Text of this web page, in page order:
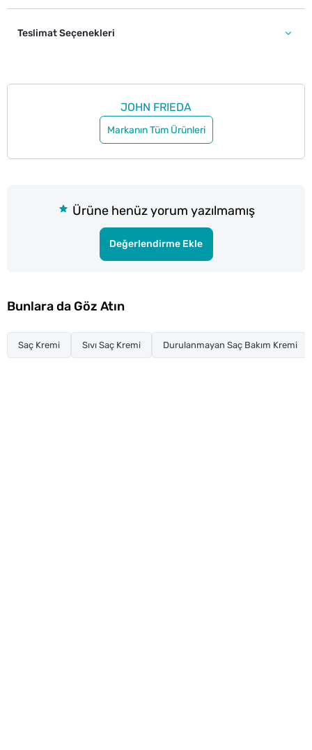
Teslimat Seçenekleri
JOHN FRIEDA
Markanın Tüm Ürünleri
Ürüne henüz yorum yazılmamış
Değerlendirme Ekle
Bunlara da Göz Atın
Saç Kremi Sıvı Saç Kremi Durulanmayan Saç Bakım Kremi